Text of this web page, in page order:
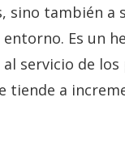
también a
Es un
servicio de
tiende a